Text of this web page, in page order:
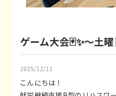
ゲーム大会🃏✨～土
2025/12/11
こんにちは！